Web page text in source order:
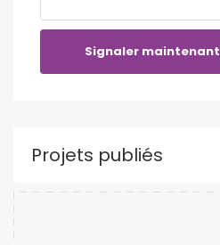
Signaler maintenant
Projets publiés